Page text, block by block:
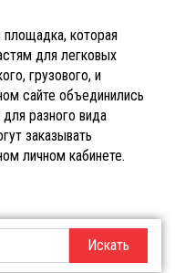
которая
для легковых
грузового, и
сайте объединились
разного вида
заказывать
личном кабинете.
Искать